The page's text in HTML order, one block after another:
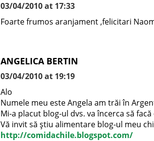
03/04/2010 at 17:33
Foarte frumos aranjament ,felicitari
ANGELICA BERTIN
03/04/2010 at 19:19
Alo
Numele meu este Angela am trăi în
Mi-a placut blog-ul dvs. va încerca să
Vă invit să ştiu alimentare blog-ul meu
http://comidachile.blogspot.com/